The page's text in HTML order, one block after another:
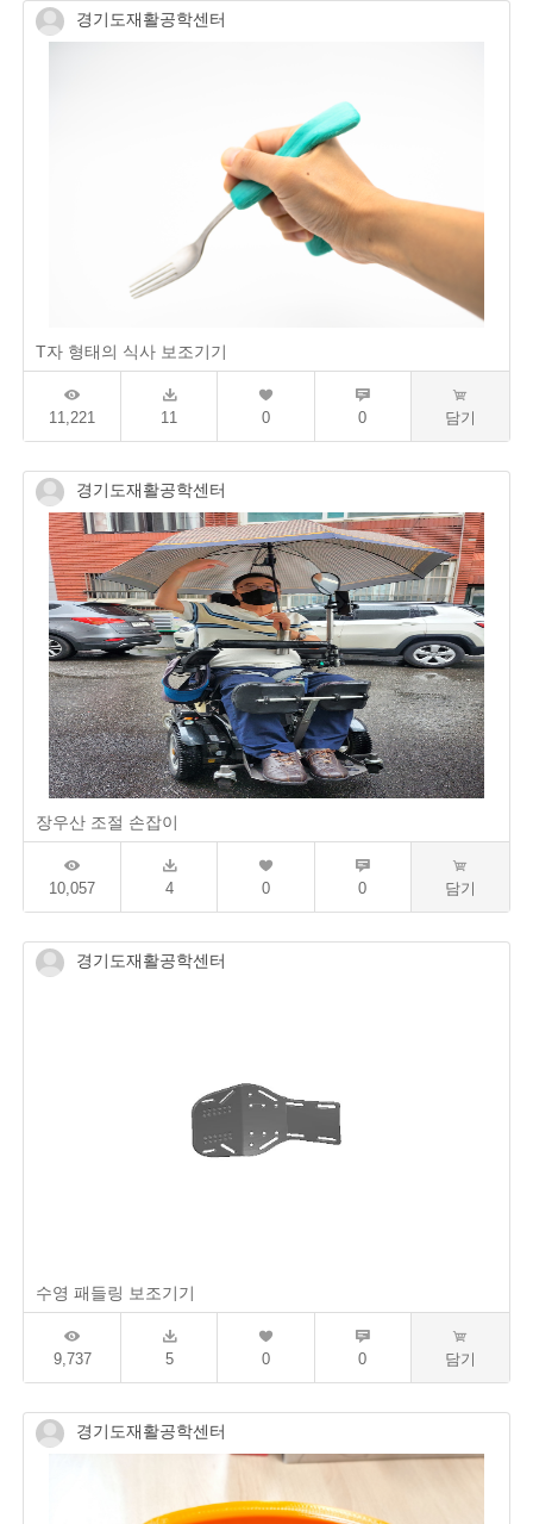
경기도재활공학센터
T자 형태의 식사 보조기기
11,221 11 0 0 담기
경기도재활공학센터
장우산 조절 손잡이
10,057 4 0 0 담기
경기도재활공학센터
수영 패들링 보조기기
9,737 5 0 0 담기
경기도재활공학센터